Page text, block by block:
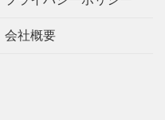
会社概要